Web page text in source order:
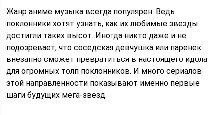
Жанр аниме музыка всегда популярен. Ведь
поклонники хотят узнать, как их любимые звезды
достигли таких высот. Иногда никто даже и не
подозревает, что соседская девчушка или паренек
внезапно сможет превратиться в настоящего идола
для огромных толп поклонников. И много сериалов
этой направленности показывают именно первые
шаги будущих мега-звезд.